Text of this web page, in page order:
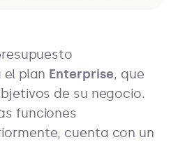
plan Enterprise, que
de su negocio.
funciones
cuenta con un